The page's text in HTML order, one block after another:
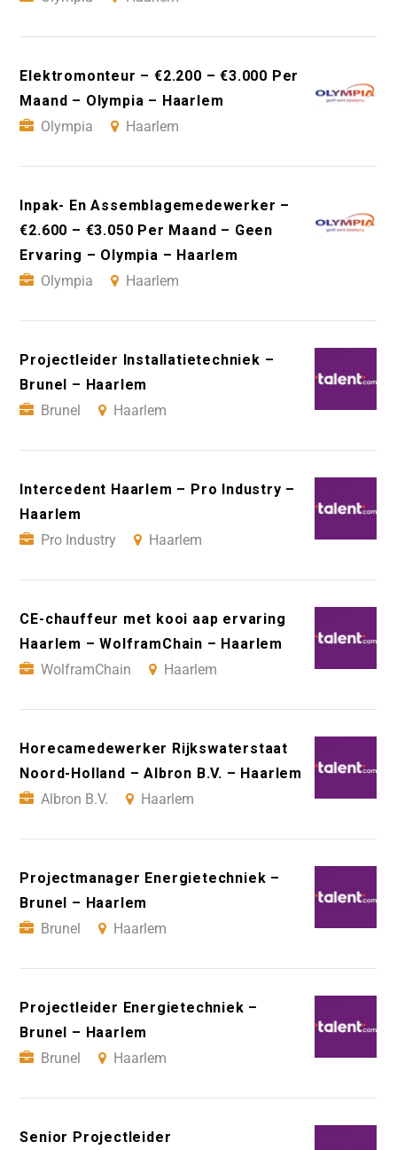
Elektromonteur – €2.200 – €3.000 Per
Maand – Olympia – Haarlem
Olympia
Haarlem
Inpak- En Assemblagemedewerker –
€2.600 – €3.050 Per Maand – Geen
Ervaring – Olympia – Haarlem
Olympia
Haarlem
Projectleider Installatietechniek –
Brunel – Haarlem
Brunel
Haarlem
Intercedent Haarlem – Pro Industry –
Haarlem
Pro Industry
Haarlem
CE-chauffeur met kooi aap ervaring
Haarlem – WolframChain – Haarlem
WolframChain
Haarlem
Horecamedewerker Rijkswaterstaat
Noord-Holland – Albron B.V. – Haarlem
Albron B.V.
Haarlem
Projectmanager Energietechniek –
Brunel – Haarlem
Brunel
Haarlem
Projectleider Energietechniek –
Brunel – Haarlem
Brunel
Haarlem
Senior Projectleider